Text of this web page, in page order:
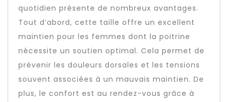
quotidien présente de nombreux avantages.
Tout d’abord, cette taille offre un excellent
maintien pour les femmes dont la poitrine
nécessite un soutien optimal. Cela permet de
prévenir les douleurs dorsales et les tensions
souvent associées à un mauvais maintien. De
plus, le confort est au rendez-vous grâce à